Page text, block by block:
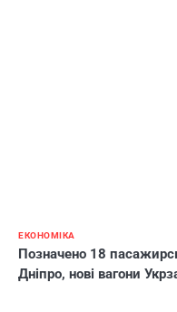
ЕКОНОМІКА
Позначено 18
Дніпро, нові вагони